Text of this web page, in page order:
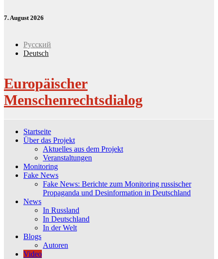
7. August 2026
Русский
Deutsch
Europäischer
Menschenrechtsdialog
Startseite
Über das Projekt
Aktuelles aus dem Projekt
Veranstaltungen
Monitoring
Fake News
Fake News: Berichte zum Monitoring russischer
Propaganda und Desinformation in Deutschland
News
In Russland
In Deutschland
In der Welt
Blogs
Autoren
Video